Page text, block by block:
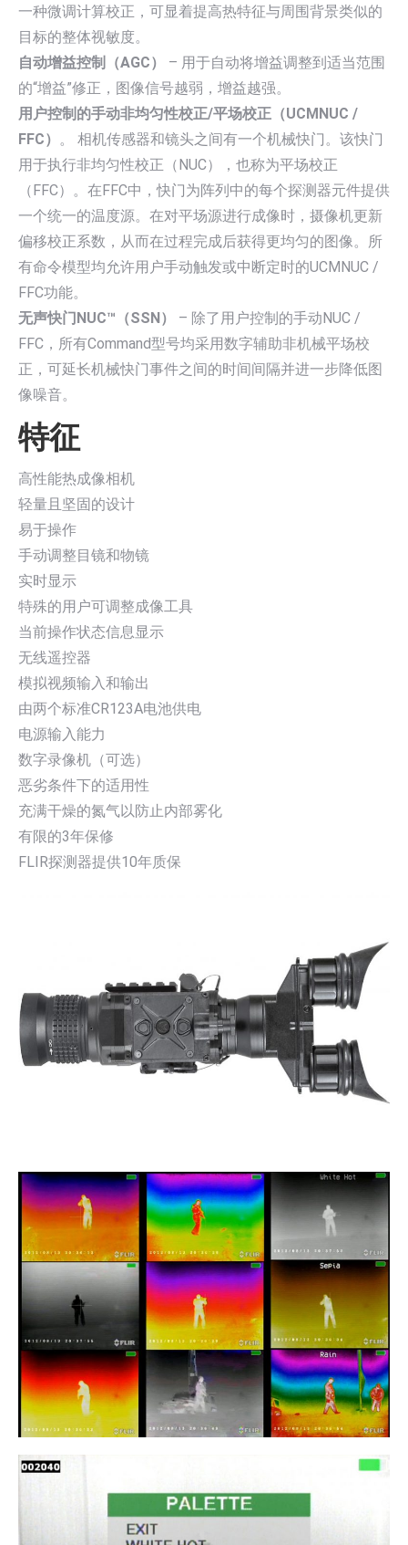
一种微调计算校正，可显着提高热特征与周围背景类似的
目标的整体视敏度。
自动增益控制（AGC）
– 用于自动将增益调整到适当范围
的“增益”修正，图像信号越弱，增益越强。
用户控制的手动非均匀性校正/平场校正（UCMNUC /
FFC） 。 相机传感器和镜头之间有一个机械快门。该快门
用于执行非均匀性校正（NUC），也称为平场校正
（FFC）。在FFC中，快门为阵列中的每个探测器元件提供
一个统一的温度源。在对平场源进行成像时，摄像机更新
偏移校正系数，从而在过程完成后获得更均匀的图像。所
有命令模型均允许用户手动触发或中断定时的UCMNUC /
FFC功能。
无声快门NUC™（SSN）
– 除了用户控制的手动NUC /
FFC，所有Command型号均采用数字辅助非机械平场校
正，可延长机械快门事件之间的时间间隔并进一步降低图
像噪音。
特征
高性能热成像相机
轻量且坚固的设计
易于操作
手动调整目镜和物镜
实时显示
特殊的用户可调整成像工具
当前操作状态信息显示
无线遥控器
模拟视频输入和输出
由两个标准CR123A电池供电
电源输入能力
数字录像机（可选）
恶劣条件下的适用性
充满干燥的氮气以防止内部雾化
有限的3年保修
FLIR探测器提供10年质保